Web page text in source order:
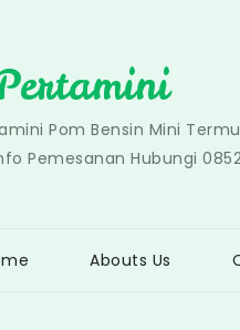
Pom Bensin Mini
Info Pemesanan Hubungi
Abouts Us